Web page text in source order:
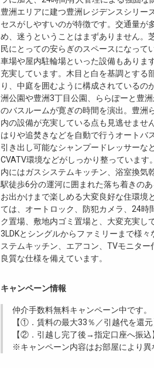
豊洲エリアに建つ豊洲レジデンスシリー
セスがしやすいのが特徴です。交通量が
め、迷うということはまずありません。
民にとっての安らぎのスペースになって
車場や屋内駐輪場といった設備もありま
充実しています。木目と白を基調とする
り、中庭を囲むように構成されているの
洲公園や豊洲3丁目公園、ららぽーと豊
のバスルームが寛ぎの時間を演出。豊洲
内の設備が充実している点も見逃せませ
はりや追焚きなどを自動で行うオートバ
引き出し可能なシャンプードレッサーな
CVATV環境などがしっかり整っていま
内にはガスシステムキッチン、浴室換気
駅徒歩6分の運河に囲まれた落ち着きの
お出かけまで楽しめる大変良好な住環境
ては、オートロック、防犯カメラ、24
ク置場、敷地内ゴミ置場と、大変充実し
3LDKとシングルからファミリーまで様
ステムキッチン、エアコン、TVモニタ
良質な仕様を備えています。
キャンペーン情報
仲介手数料無料キャンペーン中です。
【①．賃料の最大33％／引越代を還元
【②．引越し完了後→指定口座へ振込
※キャンペーン内容はお部屋により異